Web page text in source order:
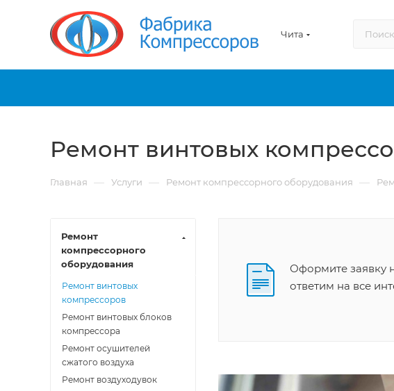
Чита
Ремонт винтовых
Главная — Услуги — Ремонт компрессорного оборудования —
Оформите заявку
ответим на все
Ремонт
компрессорного
оборудования
Ремонт винтовых
компрессоров
Ремонт винтовых блоков
компрессора
Ремонт осушителей
сжатого воздуха
Ремонт воздуходувок